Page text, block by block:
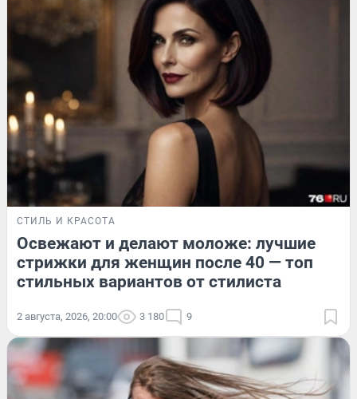
СТИЛЬ И КРАСОТА
Освежают и делают моложе: лучшие
стрижки для женщин после 40 — топ
стильных вариантов от стилиста
2 августа, 2026, 20:00 3 180 9